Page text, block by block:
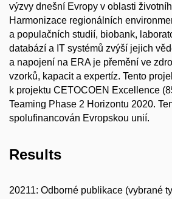
výzvy dnešní Evropy v oblasti
Harmonizace regionálních
a populačních studií, biobank,
databází a IT systémů zvýší jejich
a napojení na ERA je přemění ve
vzorků, kapacit a expertíz. Tento
k projektu CETOCOEN Excellence
Teaming Phase 2 Horizontu 2020.
spolufinancován Evropskou unií.
Results
20211: Odborné publikace (vybrané